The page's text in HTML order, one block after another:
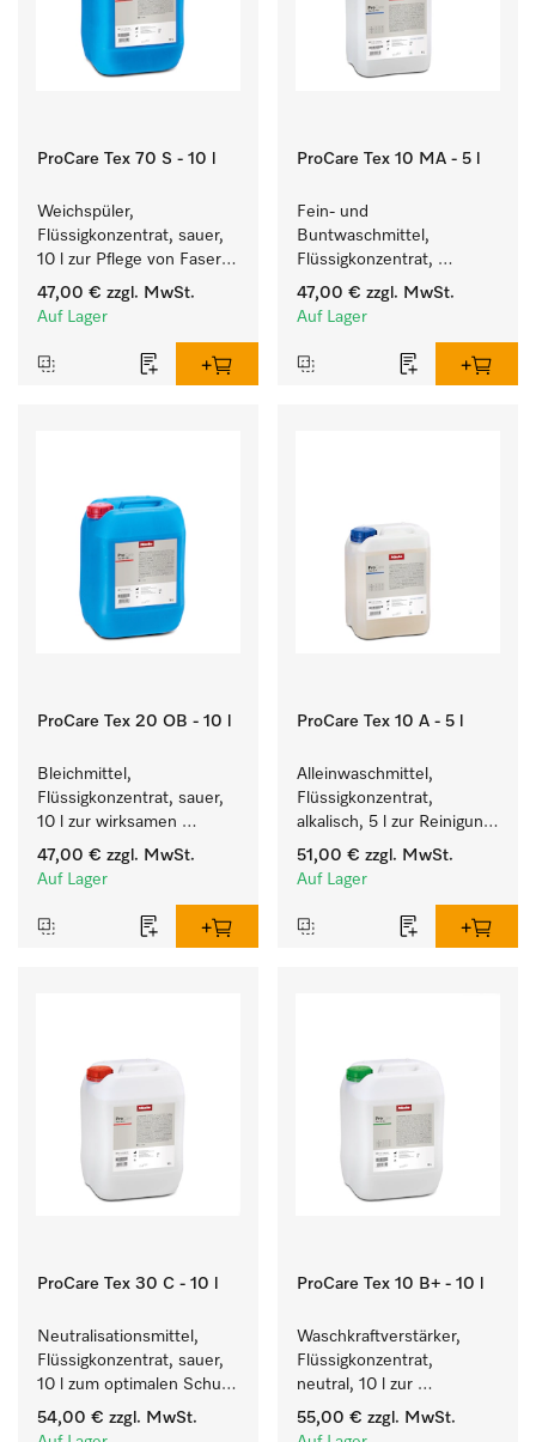
ProCare Tex 70 S - 10 l
Weichspüler,
Flüssigkonzentrat, sauer,
10 l zur Pflege von Fasern
für eine langfristige
Geschmeidigkeit der
47,00 € zzgl. MwSt.
Auf Lager
ProCare Tex 10 MA - 5 l
Fein- und
Buntwaschmittel,
Flüssigkonzentrat,
mildalkalisch, 5 l zur
Reinigung von
empfindlichen Textilien.
47,00 € zzgl. MwSt.
Auf Lager
ProCare Tex 20 OB - 10 l
Bleichmittel,
Flüssigkonzentrat, sauer,
10 l zur wirksamen
Entfernung von
hartnäckigen Flecken.
47,00 € zzgl. MwSt.
Auf Lager
ProCare Tex 10 A - 5 l
Alleinwaschmittel,
Flüssigkonzentrat,
alkalisch, 5 l zur Reinigung
weißer Textilien und
farbechter Buntwäsche.
51,00 € zzgl. MwSt.
Auf Lager
ProCare Tex 30 C - 10 l
Neutralisationsmittel,
Flüssigkonzentrat, sauer,
10 l zum optimalen Schutz
der Textilien durch
zuverlässige
54,00 € zzgl. MwSt.
ProCare Tex 10 B+ - 10 l
Waschkraftverstärker,
Flüssigkonzentrat,
neutral, 10 l zur
wirksamen Entfernung
von Fettverschmutzungen.
55,00 € zzgl. MwSt.